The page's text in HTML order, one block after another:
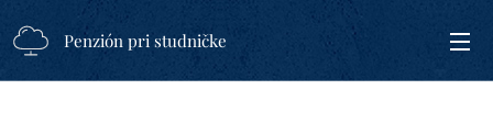
Penzión pri studničke